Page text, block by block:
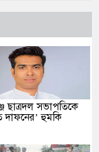
ছাত্রদল সভাপতিকে
দাফনের’ হুমকি